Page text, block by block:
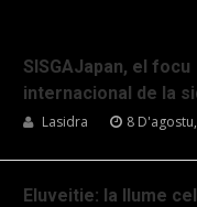
SISGAJapan, el focu
internacional de la
Lasidra 8
Eluveitie: la llume